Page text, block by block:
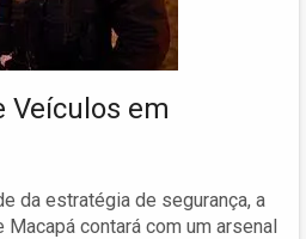
Veículos em
da estratégia de segurança, a
Macapá contará com um arsenal